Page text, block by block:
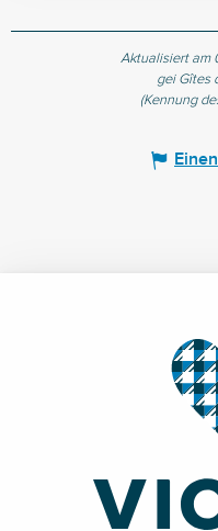
Aktualisiert am
gei Gîtes
(Kennung